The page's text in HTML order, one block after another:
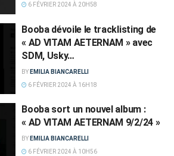
6 FÉVRIER 2024 À 20H58
Booba dévoile le tracklisting de
« AD VITAM AETERNAM » avec
SDM, Usky…
BY EMILIA BIANCARELLI
6 FÉVRIER 2024 À 16H18
Booba sort un nouvel album :
« AD VITAM AETERNAM 9/2/24 »
BY EMILIA BIANCARELLI
6 FÉVRIER 2024 À 10H56